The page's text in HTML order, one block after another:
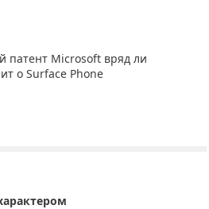
патент Microsoft вряд ли
о Surface Phone